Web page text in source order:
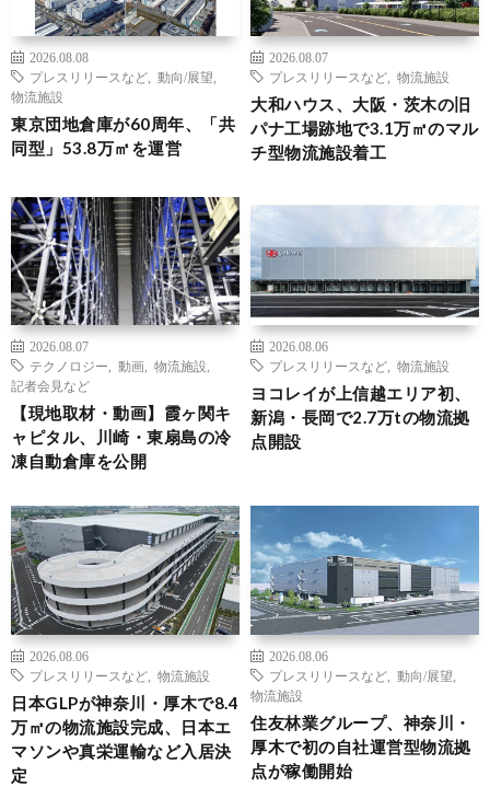
2026.08.08
プレスリリースなど
動向/展望
物流施設
東京団地倉庫が60周年、「共
同型」53.8万㎡を運営
2026.08.07
プレスリリースなど
物流施設
大和ハウス、大阪・茨木の旧
パナ工場跡地で3.1万㎡のマル
チ型物流施設着工
2026.08.07
テクノロジー
動画 物流施設
記者会見など
【現地取材・動画】霞ヶ関キ
ャピタル、川崎・東扇島の冷
凍自動倉庫を公開
2026.08.06
プレスリリースなど
物流施設
ヨコレイが上信越エリア初、
新潟・長岡で2.7万tの物流拠
点開設
2026.08.06
プレスリリースなど
物流施設
日本GLPが神奈川・厚木で8.4
万㎡の物流施設完成、日本エ
マソンや真栄運輸など入居決
定
2026.08.06
プレスリリースなど
動向/展望
物流施設
住友林業グループ、神奈川・
厚木で初の自社運営型物流拠
点が稼働開始